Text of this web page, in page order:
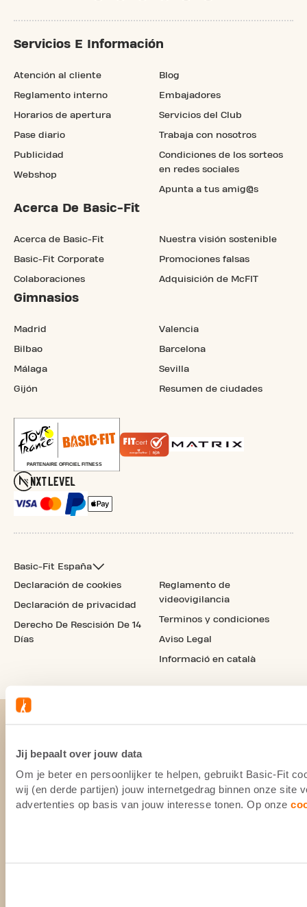
Jij bepaalt over jouw data
Om je beter en persoonlijker te helpen, gebruikt Basic-Fit
wij (en derde partijen) jouw internetgedrag binnen onze site
advertenties op basis van jouw interesse tonen. Op onze
Servicios E Información
Atención al cliente
Reglamento interno
Horarios de apertura
Pase diario
Publicidad
Webshop
Blog
Embajadores
Servicios del Club
Trabaja con nosotros
Condiciones de los sorteos
en redes sociales
Apunta a tus amig@s
Acerca De Basic-Fit
Acerca de Basic-Fit
Basic-Fit Corporate
Colaboraciones
Nuestra visión sostenible
Promociones falsas
Adquisición de McFIT
Gimnasios
Madrid
Bilbao
Málaga
Gijón
Valencia
Barcelona
Sevilla
Resumen de ciudades
Basic-Fit España
Declaración de cookies
Declaración de privacidad
Derecho De Rescisión De 14
Días
Reglamento de
videovigilancia
Terminos y condiciones
Aviso Legal
Informació en català